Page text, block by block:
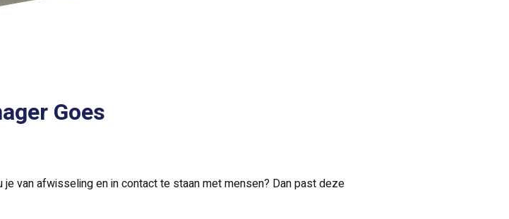
Goes
van afwisseling en in contact te staan met mensen? Dan past deze